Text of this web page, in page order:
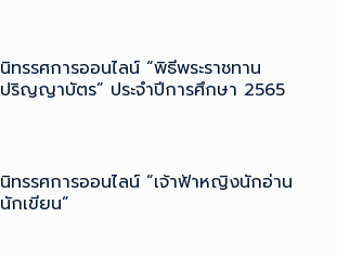
นิทรรศการออนไลน์ “พิธีพระราชทาน
ปริญญาบัตร” ประจำปีการศึกษา 2565
นิทรรศการออนไลน์ “เจ้าฟ้าหญิงนักอ่าน
นักเขียน”